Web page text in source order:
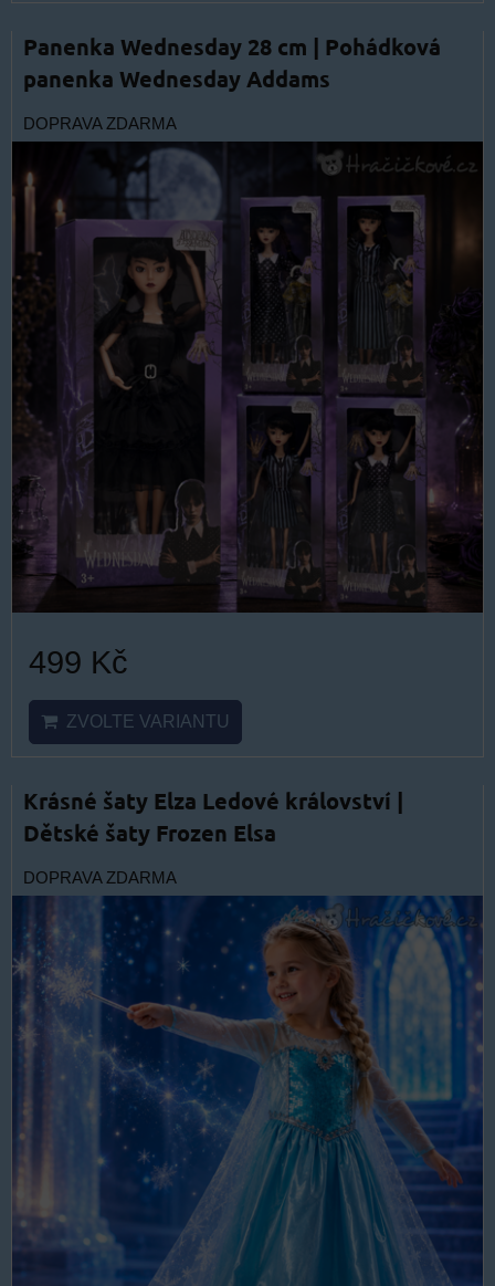
Panenka Wednesday 28 cm | Pohádková
panenka Wednesday Addams
DOPRAVA ZDARMA
499 Kč
ZVOLTE VARIANTU
Krásné šaty Elza Ledové království |
Dětské šaty Frozen Elsa
DOPRAVA ZDARMA